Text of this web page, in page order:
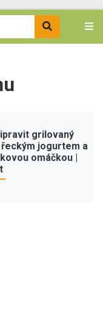
grilovaný
jogurtem a
omáčkou |